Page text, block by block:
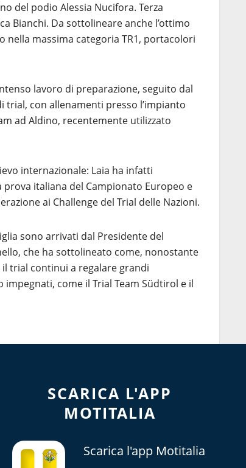
del podio Alessia Nucifora. Terza
Bianchi. Da sottolineare anche l’ottimo
nella massima categoria TR1, portacolori
lavoro di preparazione, seguito dal
trial, con allenamenti presso l’impianto
ad Aldino, recentemente utilizzato
internazionale: Laia ha infatti
italiana del Campionato Europeo e
ai Challenge del Trial delle Nazioni.
sono arrivati dal Presidente del
che ha sottolineato come, nonostante
trial continui a regalare grandi
come il Trial Team Südtirol e il
SCARICA L'APP
MOTITALIA
Scarica l'app Motitalia